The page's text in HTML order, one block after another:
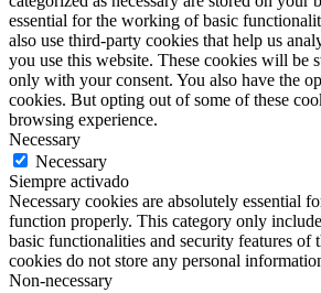
essential for the working of basic
also use third-party cookies that help us
you use this website. These cookies will be
only with your consent. You also have the
cookies. But opting out of some of these
browsing experience.
Necessary
Necessary
Siempre activado
Necessary cookies are absolutely essential
function properly. This category only
basic functionalities and security features of
cookies do not store any personal
Non-necessary